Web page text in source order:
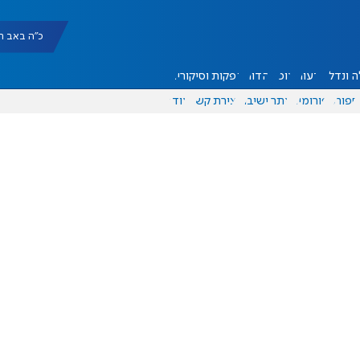
כ"ה באב תשפ"ו
ונדל"ן דעות אוכל יהדות הפקות וסיקורים
ספורט פורומים אתר ישיבה יצירת קשר עוד